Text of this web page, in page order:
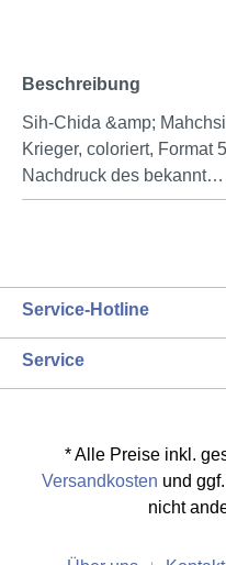
Beschreibung
Sih-Chida &amp;
Krieger, coloriert, Format
Nachdruck des bekannt…
Service-Hotline
Service
* Alle Preise inkl.
Versandkosten und
nicht